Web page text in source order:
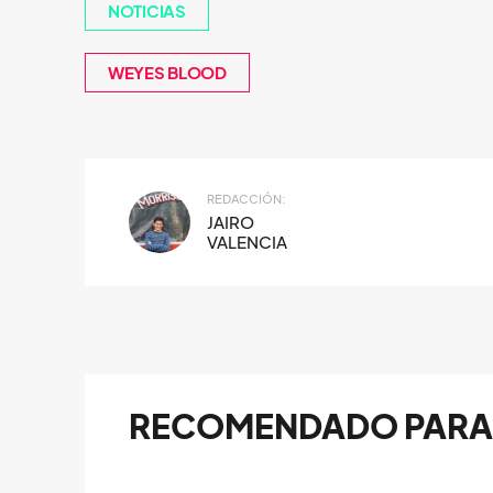
NOTICIAS
WEYES BLOOD
REDACCIÓN:
JAIRO
VALENCIA
RECOMENDADO